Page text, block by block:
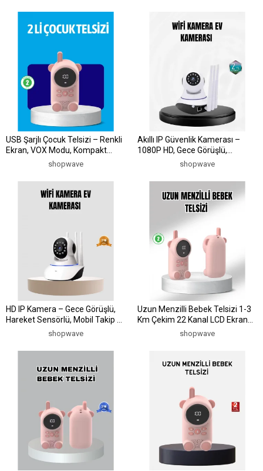
USB Şarjlı Çocuk Telsizi – Renkli
Ekran, VOX Modu, Kompakt
shopwave
Akıllı IP Güvenlik Kamerası –
1080P HD, Gece Görüşlü,
Hareket Algılamalı
shopwave
HD IP Kamera – Gece Görüşlü,
Hareket Sensörlü, Mobil Takip ve
Çift Yönlü Sesshopwave
Uzun Menzilli Bebek Telsizi 1-3
Km Çekim 22 Kanal LCD Ekran
shopwave